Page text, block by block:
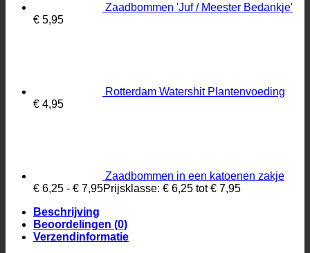
Zaadbommen 'Juf / Meester Bedankje'
€ 5,95
Rotterdam Watershit Plantenvoeding
€ 4,95
Zaadbommen in een katoenen zakje
€ 6,25 - € 7,95Prijsklasse: € 6,25 tot € 7,95
Beschrijving
Beoordelingen (0)
Verzendinformatie